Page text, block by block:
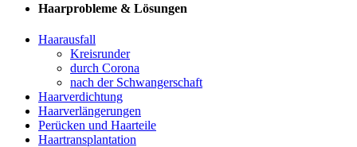
Haarprobleme & Lösungen
Haarausfall
Kreisrunder
durch Corona
nach der Schwangerschaft
Haarverdichtung
Haarverlängerungen
Perücken und Haarteile
Haartransplantation